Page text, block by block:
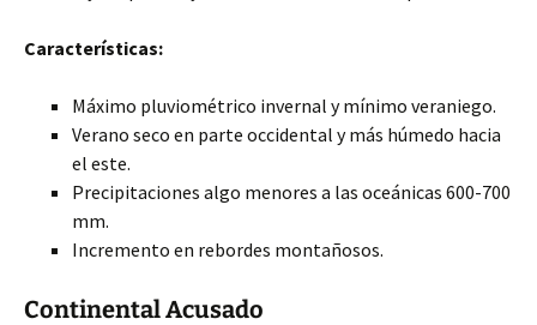
Características:
Máximo pluviométrico invernal y mínimo veraniego.
Verano seco en parte occidental y más húmedo hacia
el este.
Precipitaciones algo menores a las oceánicas 600-700
mm.
Incremento en rebordes montañosos.
Continental Acusado